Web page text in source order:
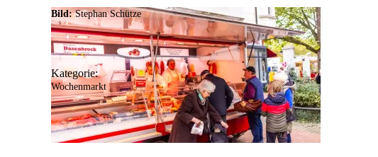
Bild: Stephan Schütze
Kategorie:
Wochenmarkt